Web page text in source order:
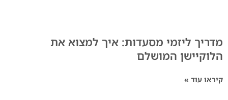
מדריך ליזמי מסעדות: איך למצוא את
הלוקיישן המושלם
קיראו עוד »